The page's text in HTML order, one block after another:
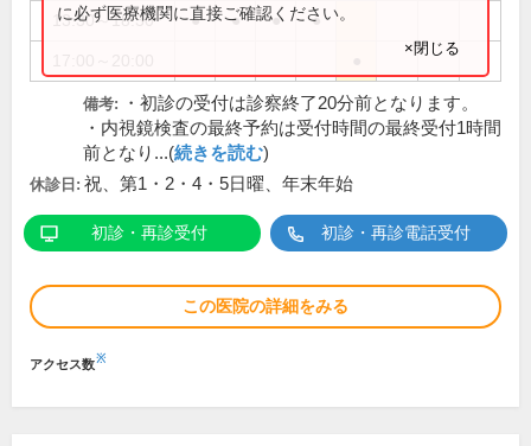
13:30～18:30 ● ● ● ●
に必ず医療機関に直接ご確認ください。
×閉じる
備考:
・初診の受付は診察終了20分前となります。
・内視鏡検査の最終予約は受付時間の最終受付1時間
前となり...(続きを読む)
休診日: 祝、第1・2・4・5日曜、年末年始
初診・再診受付 初診・再診電話受付
この医院の詳細をみる
アクセス数※